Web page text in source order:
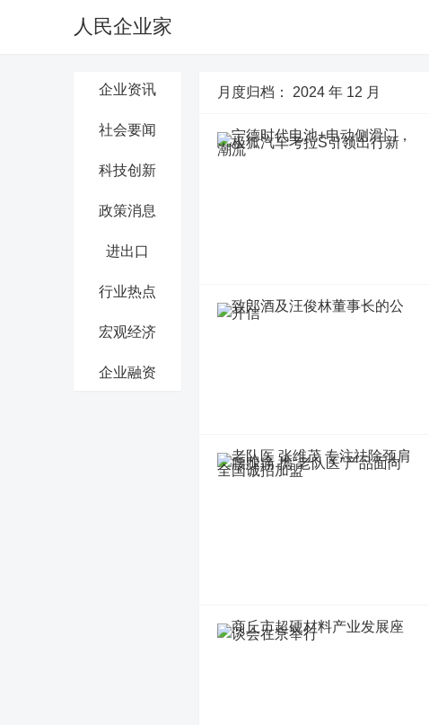
人民企业家
企业资讯
社会要闻
科技创新
政策消息
进出口
行业热点
宏观经济
企业融资
月度归档： 2024 年 12 月